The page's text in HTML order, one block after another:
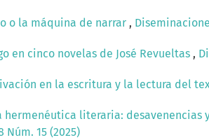
o la máquina de narrar ,
en cinco novelas de José Revueltas ,
en la escritura y la lectura del
hermenéutica literaria:
Núm. 15 (2025)